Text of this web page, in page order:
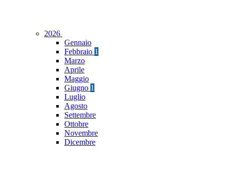
2026
Gennaio
Febbraio 1
Marzo
Aprile
Maggio
Giugno 1
Luglio
Agosto
Settembre
Ottobre
Novembre
Dicembre